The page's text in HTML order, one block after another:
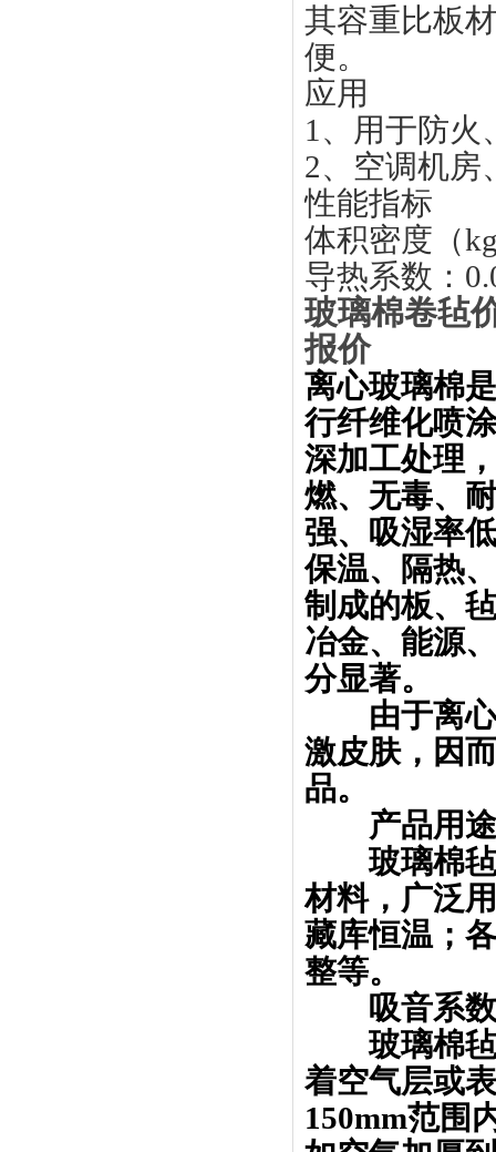
其容重比板
便。
应用
1 、用于防火
2、空调机房
性能指标
体积密度（
导热系数：
玻璃棉卷毡
报价
离心玻璃棉
行纤维化喷
深加工处理
燃、无毒、
强、吸湿率
保温、隔热
制成的板、
冶金、能源
分显著。
由于离心
激皮肤，因
品。
产品用途
玻璃棉毡
材料，广泛
藏库恒温；
整等。
吸音系数
玻璃棉毡
着空气层或
150mm范围